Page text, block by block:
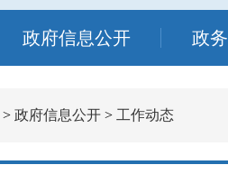
政府信息公开 政
> 政府信息公开 > 工作动态